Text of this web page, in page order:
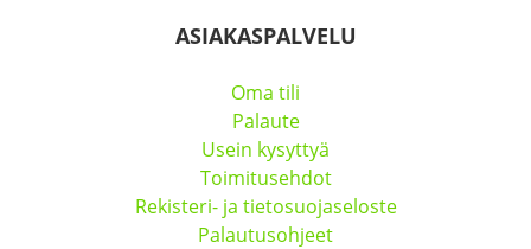
ASIAKASPALVELU
Oma tili
Palaute
Usein kysyttyä
Toimitusehdot
Rekisteri- ja tietosuojaseloste
Palautusohjeet